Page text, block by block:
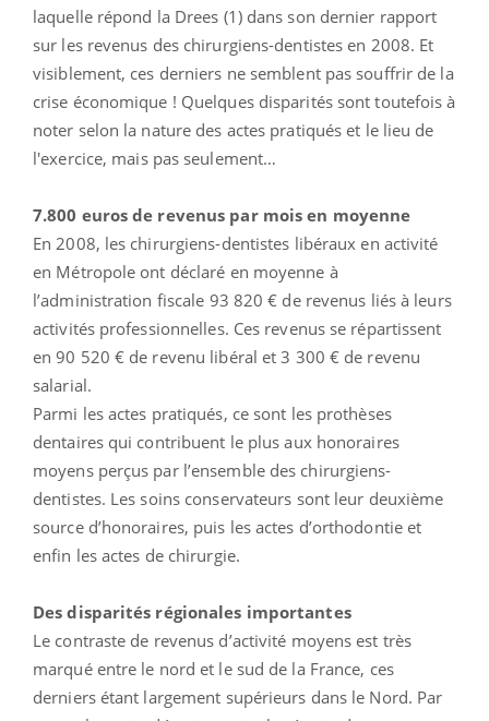
laquelle répond la Drees (1) dans son dernier rapport
sur les revenus des chirurgiens-dentistes en 2008. Et
visiblement, ces derniers ne semblent pas souffrir de la
crise économique ! Quelques disparités sont toutefois à
noter selon la nature des actes pratiqués et le lieu de
l'exercice, mais pas seulement…
7.800 euros de revenus par mois en moyenne
En 2008, les chirurgiens-dentistes libéraux en activité
en Métropole ont déclaré en moyenne à
l’administration fiscale 93 820 € de revenus liés à leurs
activités professionnelles. Ces revenus se répartissent
en 90 520 € de revenu libéral et 3 300 € de revenu
salarial.
Parmi les actes pratiqués, ce sont les prothèses
dentaires qui contribuent le plus aux honoraires
moyens perçus par l’ensemble des chirurgiens-
dentistes. Les soins conservateurs sont leur deuxième
source d’honoraires, puis les actes d’orthodontie et
enfin les actes de chirurgie.
Des disparités régionales importantes
Le contraste de revenus d’activité moyens est très
marqué entre le nord et le sud de la France, ces
derniers étant largement supérieurs dans le Nord. Par